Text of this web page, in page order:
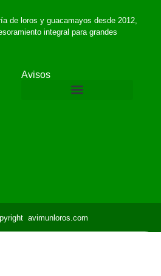
de loros y guacamayos desde 2012,
integral para grandes
Avisos
avimunloros.com